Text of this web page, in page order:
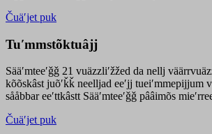
Čuäʹjet puk
Tuʹmmstõktuâjj
Sääʹmteeʹǧǧ 21 vuäzzliʹžžed da nellj
kõõskâst juõʹǩǩ neelljad eeʹjj tueiʹmmepijjum
sååbbar eeʹttkâstt Sääʹmteeʹǧǧ pââimõs
Čuäʹjet puk